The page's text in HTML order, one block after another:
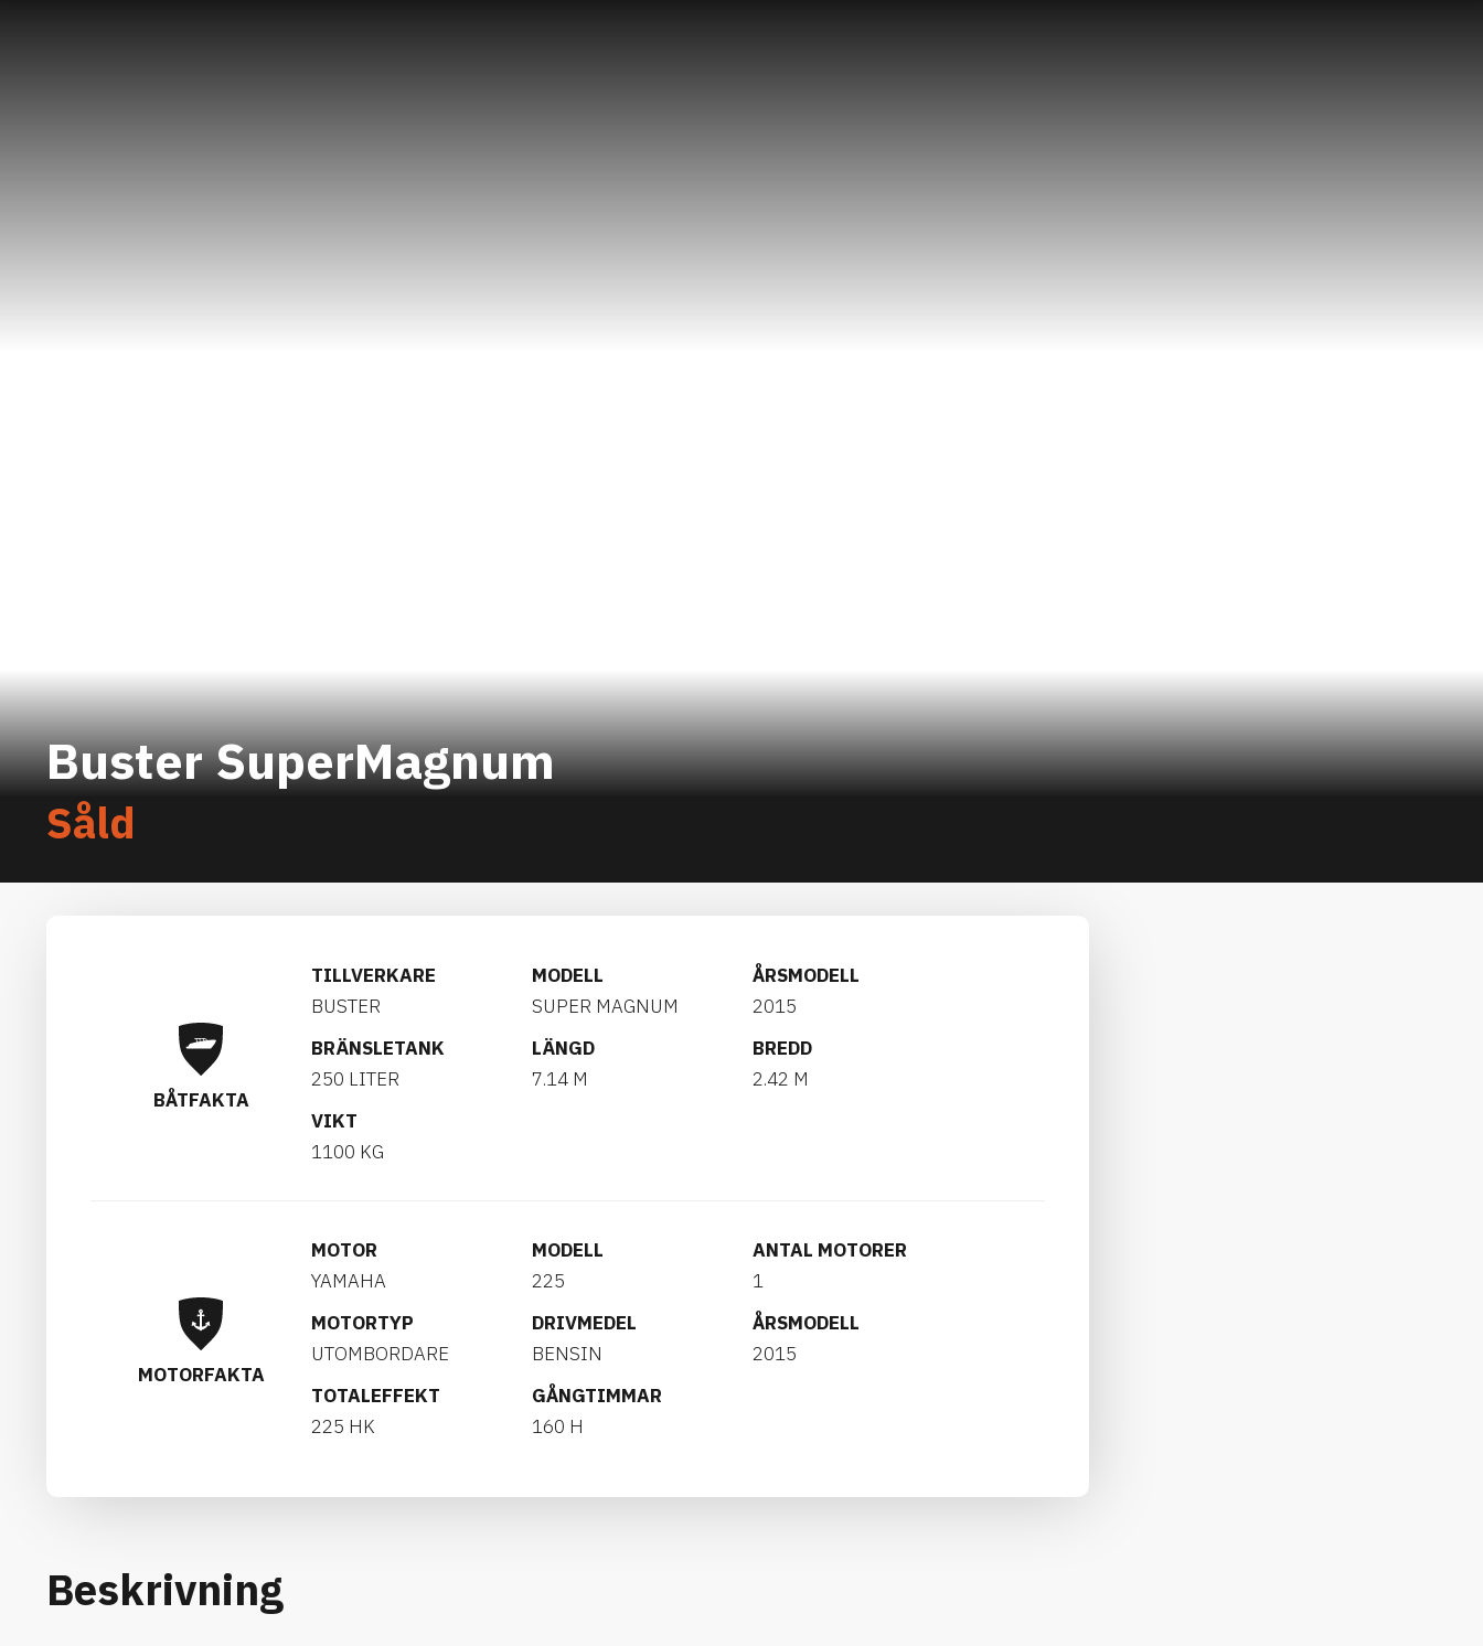
Buster SuperMagnum
Såld
BÅTFAKTA
TILLVERKARE
BUSTER
MODELL
SUPER MAGNUM
ÅRSMODELL
2015
BRÄNSLETANK
250 LITER
LÄNGD
7.14 M
BREDD
2.42 M
VIKT
1100 KG
MOTORFAKTA
MOTOR
YAMAHA
MODELL
225
ANTAL MOTORER
1
MOTORTYP
UTOMBORDARE
DRIVMEDEL
BENSIN
ÅRSMODELL
2015
TOTALEFFEKT
225 HK
GÅNGTIMMAR
160 H
Beskrivning